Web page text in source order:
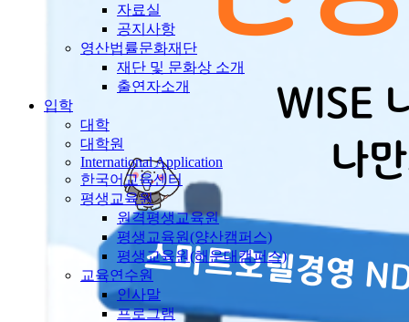
자료실
공지사항
영산법률문화재단
재단 및 문화상 소개
출연자소개
입학
대학
대학원
International Application
한국어교육센터
평생교육원
원격평생교육원
평생교육원(양산캠퍼스)
평생교육원(해운대캠퍼스)
교육연수원
인사말
프로그램